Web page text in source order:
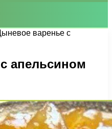
варенье с
апельсином